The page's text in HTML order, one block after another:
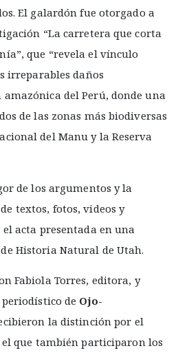
El galardón fue otorgado a
“La carretera que corta
que “revela el vínculo
irreparables daños
del Perú, donde una
de las zonas más biodiversas
del Manu y la Reserva
de los argumentos y la
textos, fotos, videos y
acta presentada en una
Historia Natural de Utah.
Fabiola Torres, editora, y
de Ojo-
la distinción por el
que también participaron los